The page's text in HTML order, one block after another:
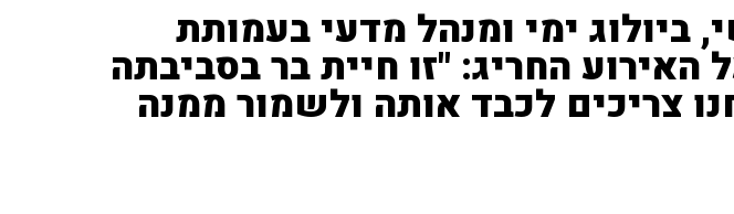
ביולוג ימי ומנהל מדעי בעמותת
האירוע החריג: "זו חיית בר בסביבתה
צריכים לכבד אותה ולשמור ממנה